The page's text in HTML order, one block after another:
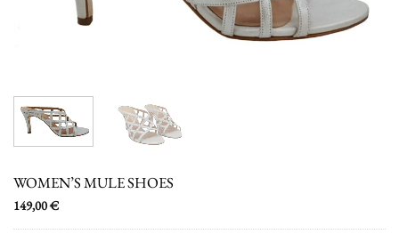
WOMEN’S MULE SHOES
149,00€